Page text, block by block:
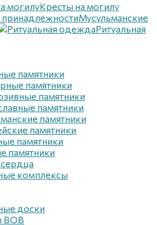
Кресты на могилу
Мусульманские
Ритуальная
памятники
памятники
памятники
памятники
памятники
памятники
памятники
памятники
комплексы
доски
ВОВ